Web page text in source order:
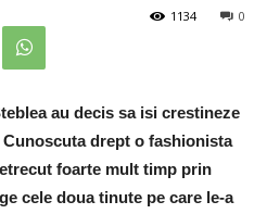
0
1134
au decis sa isi crestineze
drept o fashionista
foarte mult timp prin
cele doua tinute pe care le-a